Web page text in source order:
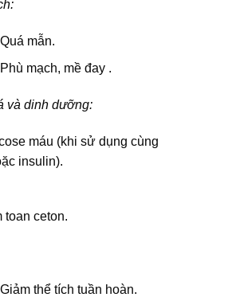
mẫn.
mạch, mề đay .
và dinh dưỡng:
máu (khi sử dụng cùng
insulin).
toan ceton.
thể tích tuần hoàn.